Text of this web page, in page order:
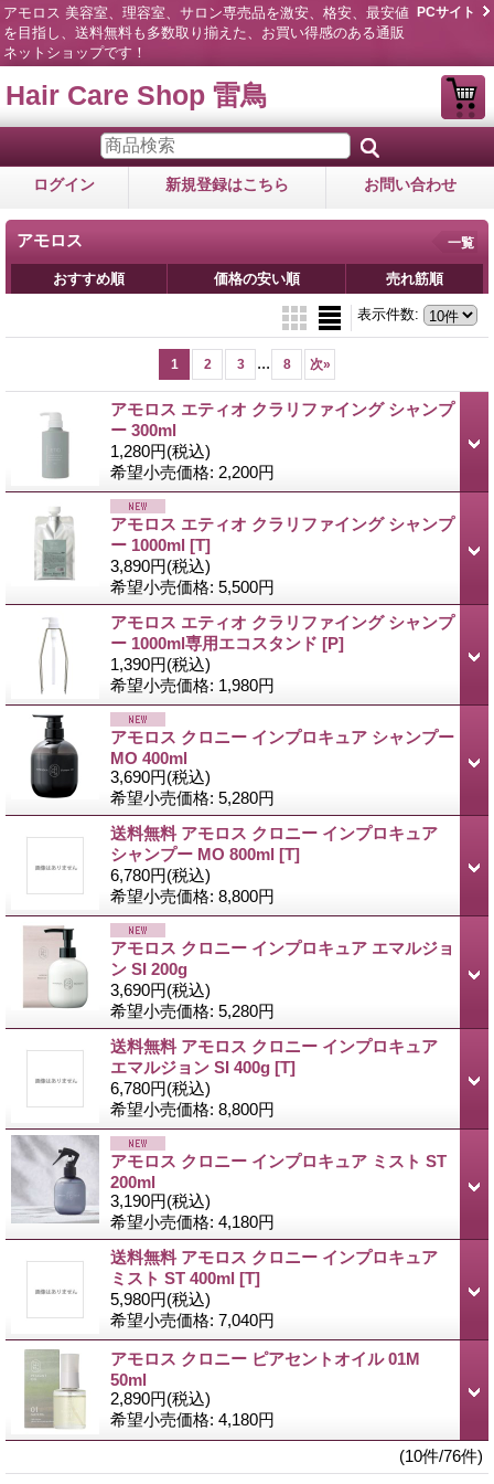
アモロス 美容室、理容室、サロン専売品を激安、格安、最安値
を目指し、送料無料も多数取り揃えた、お買い得感のある通販
ネットショップです！
PCサイト
Hair Care Shop 雷鳥
ログイン 新規登録はこちら お問い合わせ
アモロス 一覧
おすすめ順 価格の安い順 売れ筋順
表示件数:
1 2 3 ... 8 次»
アモロス エティオ クラリファイング シャンプ
ー 300ml
1,280円(税込)
希望小売価格: 2,200円
アモロス エティオ クラリファイング シャンプ
ー 1000ml [T]
3,890円(税込)
希望小売価格: 5,500円
アモロス エティオ クラリファイング シャンプ
ー 1000ml専用エコスタンド [P]
1,390円(税込)
希望小売価格: 1,980円
アモロス クロニー インプロキュア シャンプー
MO 400ml
3,690円(税込)
希望小売価格: 5,280円
送料無料 アモロス クロニー インプロキュア
シャンプー MO 800ml [T]
6,780円(税込)
希望小売価格: 8,800円
アモロス クロニー インプロキュア エマルジョ
ン SI 200g
3,690円(税込)
希望小売価格: 5,280円
送料無料 アモロス クロニー インプロキュア
エマルジョン SI 400g [T]
6,780円(税込)
希望小売価格: 8,800円
アモロス クロニー インプロキュア ミスト ST
200ml
3,190円(税込)
希望小売価格: 4,180円
送料無料 アモロス クロニー インプロキュア
ミスト ST 400ml [T]
5,980円(税込)
希望小売価格: 7,040円
アモロス クロニー ピアセントオイル 01M
50ml
2,890円(税込)
希望小売価格: 4,180円
(10件/76件)